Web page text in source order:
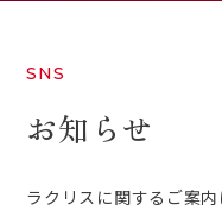
SNS
お知らせ
ラクリスに関するご案内